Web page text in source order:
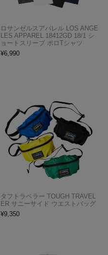
ロサンゼルスアパレル LOS ANGE
LES APPAREL 18412GD 18/1 シ
ョートスリーブ ポロTシャツ
¥6,990
タフトラベラー TOUGH TRAVEL
ER サニーサイド ウエストバッグ
¥9,350